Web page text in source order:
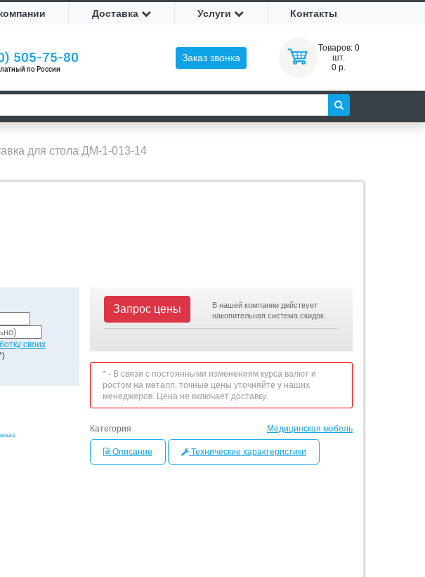
Доставка Услуги Контакты
505-75-80
по России
Заказ звонка
Товаров: 0
шт.
0 р.
для стола ДМ-1-013-14
своих
Запрос цены
В нашей компании действует
накопительная система скидок.
* - В связи с постоянными изменениям курса валют и
ростом на металл, точные цены уточняйте у наших
менеджеров. Цена не включает доставку.
Категория Медицинская мебель
Описание Технические характеристики